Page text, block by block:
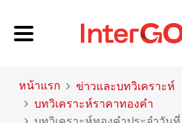
หน้าแรก
ข่าวและบทวิเคราะห์
บทวิเคราะห์ราคาทองคำ